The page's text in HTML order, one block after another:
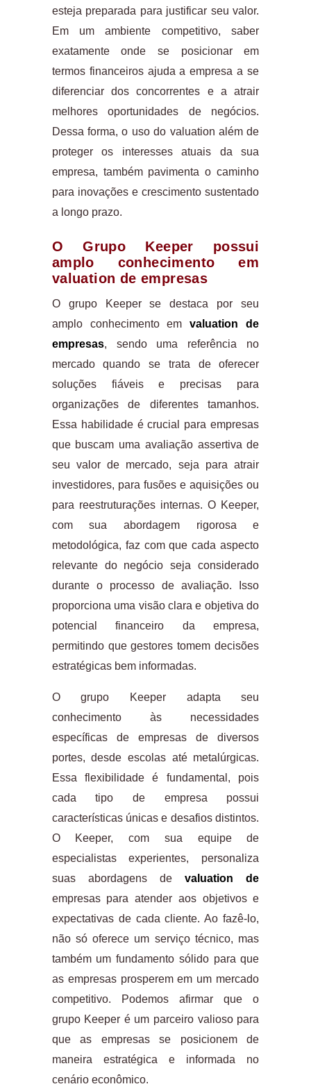
esteja preparada para justificar seu valor.
Em um ambiente competitivo, saber
exatamente onde se posicionar em
termos financeiros ajuda a empresa a se
diferenciar dos concorrentes e a atrair
melhores oportunidades de negócios.
Dessa forma, o uso do valuation além de
proteger os interesses atuais da sua
empresa, também pavimenta o caminho
para inovações e crescimento sustentado
a longo prazo.
O Grupo Keeper possui
amplo conhecimento em
valuation de empresas
O grupo Keeper se destaca por seu
amplo conhecimento emvaluation de
empresas, sendo uma referência no
mercado quando se trata de oferecer
soluções fiáveis e precisas para
organizações de diferentes tamanhos.
Essa habilidade é crucial para empresas
que buscam uma avaliação assertiva de
seu valor de mercado, seja para atrair
investidores, para fusões e aquisições ou
para reestruturações internas. O Keeper,
com sua abordagem rigorosa e
metodológica, faz com que cada aspecto
relevante do negócio seja considerado
durante o processo de avaliação. Isso
proporciona uma visão clara e objetiva do
potencial financeiro da empresa,
permitindo que gestores tomem decisões
estratégicas bem informadas.
O grupo Keeper adapta seu
conhecimento às necessidades
específicas de empresas de diversos
portes, desde escolas até metalúrgicas.
Essa flexibilidade é fundamental, pois
cada tipo de empresa possui
características únicas e desafios distintos.
O Keeper, com sua equipe de
especialistas experientes, personaliza
suas abordagens devaluation de
empresas para atender aos objetivos e
expectativas de cada cliente. Ao fazê-lo,
não só oferece um serviço técnico, mas
também um fundamento sólido para que
as empresas prosperem em um mercado
competitivo. Podemos afirmar que o
grupo Keeper é um parceiro valioso para
que as empresas se posicionem de
maneira estratégica e informada no
cenário econômico.